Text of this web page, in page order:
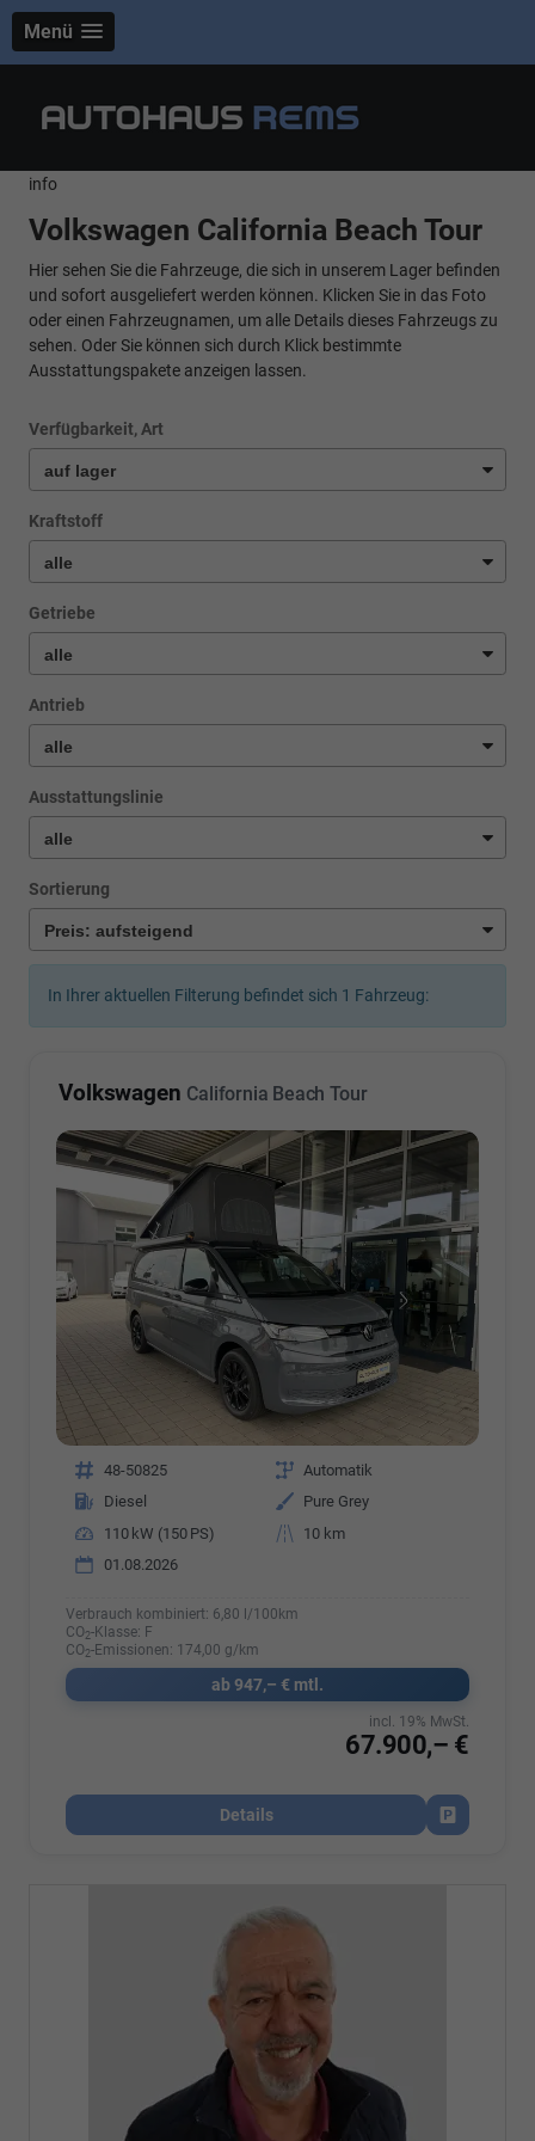
Menü
info
Volkswagen California Beach Tour
Hier sehen Sie die Fahrzeuge, die sich in unserem Lager befinden
und sofort ausgeliefert werden können. Klicken Sie in das Foto
oder einen Fahrzeugnamen, um alle Details dieses Fahrzeugs zu
sehen. Oder Sie können sich durch Klick bestimmte
Ausstattungspakete anzeigen lassen.
Verfügbarkeit, Art
Kraftstoff
Getriebe
Antrieb
Ausstattungslinie
Sortierung
In Ihrer aktuellen Filterung befindet sich 1 Fahrzeug:
Volkswagen California Beach Tour
Fahrzeugnr. 48-50825 Getriebe Automatik
Kraftstoff
Diesel Außenfarbe
Pure Grey
Leistung
110 kW (150 PS) Kilometerstand
10 km
01.08.2026
Verbrauch kombiniert: 6,80 l/100km
CO2-Klasse: F
CO2-Emissionen: 174,00 g/km
ab 947,– € mtl.
67.900,– €
incl. 19% MwSt.
Details
Fahrzeug